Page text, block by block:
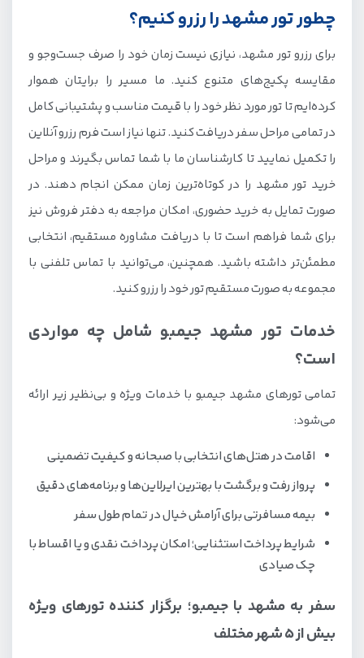
چطور تور مشهد را رزرو کنیم؟
برای رزرو تور مشهد، نیازی نیست زمان خود را صرف جست‌وجو و
مقایسه‌ پکیج‌های متنوع کنید. ما مسیر را برایتان هموار
کرده‌ایم تا تور مورد نظر خود را با قیمت مناسب و پشتیبانی کامل
در تمامی مراحل سفر دریافت کنید. تنها نیاز است فرم رزرو آنلاین
را تکمیل نمایید تا کارشناسان ما با شما تماس بگیرند و مراحل
خرید تور مشهد را در کوتاه‌ترین زمان ممکن انجام دهند. در
صورت تمایل به خرید حضوری، امکان مراجعه به دفتر فروش نیز
برای شما فراهم است تا با دریافت مشاوره مستقیم، انتخابی
مطمئن‌تر داشته باشید. همچنین، می‌توانید با تماس تلفنی با
مجموعه به صورت مستقیم تور خود را رزرو کنید.
خدمات تور مشهد جیمبو شامل چه مواردی
است؟
تمامی تورهای مشهد جیمبو با خدمات ویژه و بی‌نظیر زیر ارائه
می‌شود:
اقامت در هتل‌های انتخابی با صبحانه و کیفیت تضمینی
پرواز رفت و برگشت با بهترین ایرلاین‌ها و برنامه‌های دقیق
بیمه مسافرتی برای آرامش خیال در تمام طول سفر
شرایط پرداخت استثنایی؛ امکان پرداخت نقدی و یا اقساط با
چک صیادی
سفر به مشهد با جیمبو؛ برگزار کننده تورهای ویژه
بیش از 5 شهر مختلف